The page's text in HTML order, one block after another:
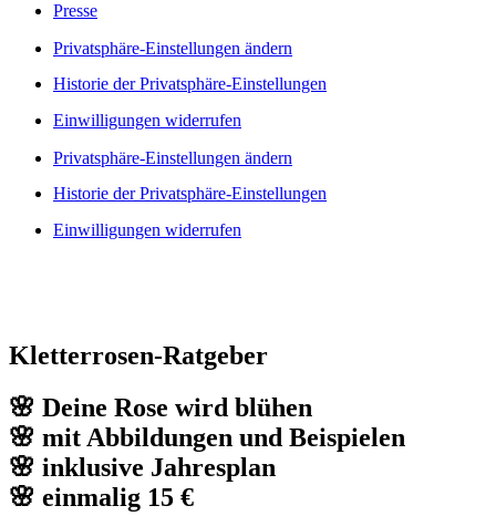
Presse
Privatsphäre-Einstellungen ändern
Historie der Privatsphäre-Einstellungen
Einwilligungen widerrufen
Privatsphäre-Einstellungen ändern
Historie der Privatsphäre-Einstellungen
Einwilligungen widerrufen
Kletterrosen-Ratgeber
🌸 Deine Rose wird blühen
🌸 mit Abbildungen und Beispielen
🌸 inklusive Jahresplan
🌸 einmalig 15 €